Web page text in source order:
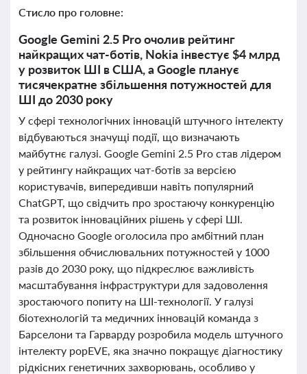
Стисло про головне:
Google Gemini 2.5 Pro очолив рейтинг
найкращих чат-ботів, Nokia інвестує $4 млрд
у розвиток ШІ в США, а Google планує
тисячекратне збільшення потужностей для
ШІ до 2030 року
У сфері технологічних інновацій штучного інтелекту
відбуваються значущі події, що визначають
майбутнє галузі. Google Gemini 2.5 Pro став лідером
у рейтингу найкращих чат-ботів за версією
користувачів, випередивши навіть популярний
ChatGPT, що свідчить про зростаючу конкуренцію
та розвиток інноваційних рішень у сфері ШІ.
Одночасно Google оголосила про амбітний план
збільшення обчислювальних потужностей у 1000
разів до 2030 року, що підкреслює важливість
масштабування інфраструктури для задоволення
зростаючого попиту на ШІ-технології. У галузі
біотехнологій та медичних інновацій команда з
Барселони та Гарварду розробила модель штучного
інтелекту popEVE, яка значно покращує діагностику
рідкісних генетичних захворювань, особливо у